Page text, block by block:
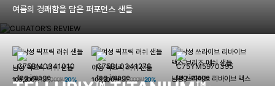
여름의 경쾌함을 담은 퍼포먼스 샌들
남성 픽프릭 러쉬 샌들
103,200원129,000원20%
여성 픽프릭 러쉬 샌들
103,200원129,000원20%
남성 쓰라이브 리바이브 맥스